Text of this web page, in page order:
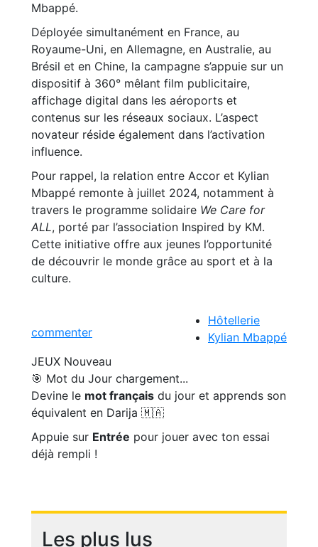
Mbappé.
Déployée simultanément en France, au
Royaume-Uni, en Allemagne, en Australie, au
Brésil et en Chine, la campagne s’appuie sur un
dispositif à 360° mêlant film publicitaire,
affichage digital dans les aéroports et
contenus sur les réseaux sociaux. L’aspect
novateur réside également dans l’activation
influence.
Pour rappel, la relation entre Accor et Kylian
Mbappé remonte à juillet 2024, notamment à
travers le programme solidaire We Care for
ALL, porté par l’association Inspired by KM.
Cette initiative offre aux jeunes l’opportunité
de découvrir le monde grâce au sport et à la
culture.
commenter
Hôtellerie
Kylian Mbappé
JEUX Nouveau
🎯 Mot du Jour chargement...
Devine le mot français du jour et apprends son
équivalent en Darija 🇲🇦
Appuie sur Entrée pour jouer avec ton essai
déjà rempli !
Les plus lus